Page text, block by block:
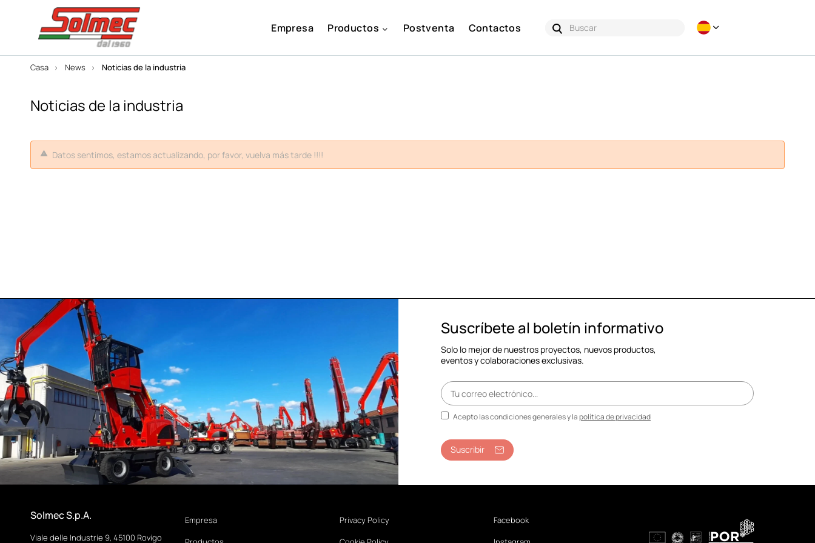
Empresa Productos Postventa Contactos
Casa News Noticias de la industria
Noticias de la industria
Datos sentimos, estamos actualizando, por favor, vuelva más tarde !!!!
Suscríbete al boletín informativo
Solo lo mejor de nuestros proyectos, nuevos productos,
eventos y colaboraciones exclusivas.
Acepto las condiciones generales y lapolítica de privacidad
Suscribir
Solmec S.p.A.
Viale delle Industrie 9, 45100 Rovigo
Empresa
Privacy Policy
Facebook